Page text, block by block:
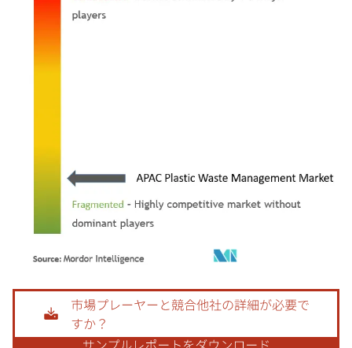
画像 © Mordor Intelligence。再利用にはCC BY 4.0の表示が必要です。